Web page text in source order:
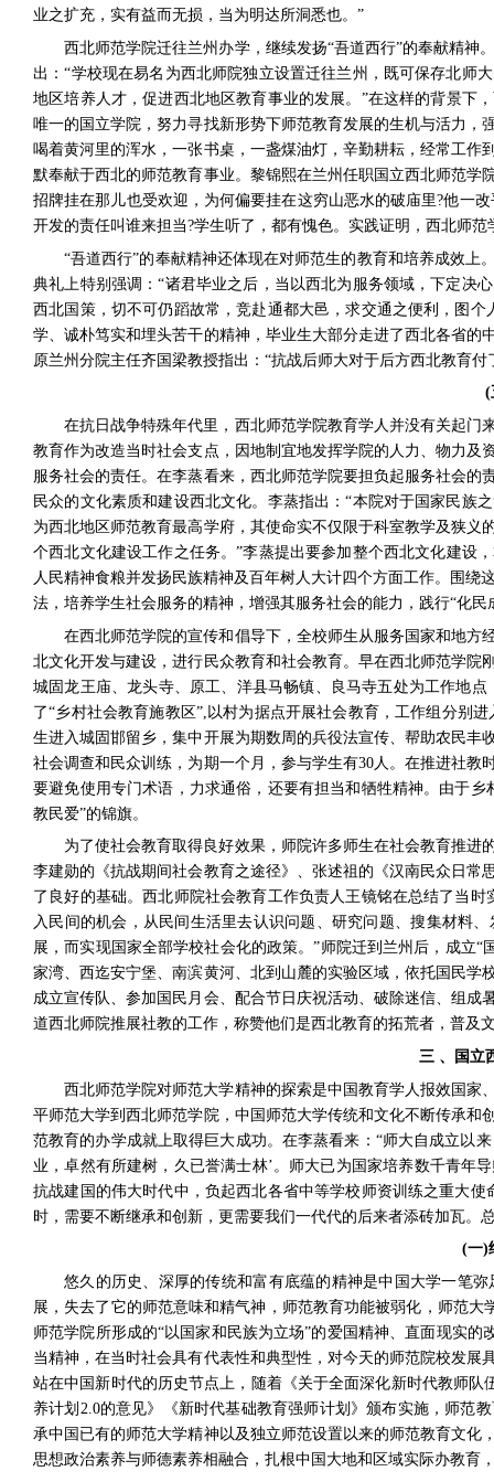
业之扩充，实有益而无损，当为明达所洞悉也。”
西北师范学院迁往兰州办学，继续发扬“吾道西行”的奉献精
出：“学校现在易名为西北师院独立设置迁往兰州，既可保存北师
地区培养人才，促进西北地区教育事业的发展。”在这样的背景下
唯一的国立学院，努力寻找新形势下师范教育发展的生机与活力
喝着黄河里的浑水，一张书桌，一盏煤油灯，辛勤耕耘，经常工
默奉献于西北的师范教育事业。黎锦熙在兰州任职国立西北师范
招牌挂在那儿也受欢迎，为何偏要挂在这穷山恶水的破庙里?他一改
开发的责任叫谁来担当?学生听了，都有愧色。 实践证明，西北师范
“吾道西行”的奉献精神还体现在对师范生的教育和培养成效
典礼上特别强调：“诸君毕业之后，当以西北为服务领域，下定决
西北国策，切不可仍蹈故常，竞赴通都大邑，求交通之便利，图个
学、诚朴笃实和埋头苦干的精神，毕业生大部分走进了西北各省
原兰州分院主任齐国梁教授指出：“抗战后师大对于后方西北教育
(
在抗日战争特殊年代里，西北师范学院教育学人并没有关起
教育作为改造当时社会支点，因地制宜地发挥学院的人力、物力
服务社会的责任。在李蒸看来，西北师范学院要担负起服务社会
民众的文化素质和建设西北文化。李蒸指出：“本院对于国家民族
为西北地区师范教育最高学府，其使命实不仅限于科室教学及狭
个西北文化建设工作之任务。”李蒸提出要参加整个西北文化建设
人民精神食粮并发扬民族精神及百年树人大计四个方面工作。围绕
法，培养学生社会服务的精神，增强其服务社会的能力，践行“化民
在西北师范学院的宣传和倡导下，全校师生从服务国家和地
北文化开发与建设，进行民众教育和社会教育。早在西北师范学院
城固龙王庙、龙头寺、原工、洋县马畅镇、良马寺五处为工作地
了“乡村社会教育施教区”, 以村为据点开展社会教育，工作组分别
生进入城固邯留乡，集中开展为期数周的兵役法宣传、帮助农民
社会调查和民众训练，为期一个月，参与学生有30人。在推进社教
要避免使用专门术语，力求通俗，还要有担当和牺牲精神。由于
教民爱”的锦旗。
为了使社会教育取得良好效果，师院许多师生在社会教育推
李建勋的《抗战期间社会教育之途径》、张述祖的《汉南民众日
了良好的基础。西北师院社会教育工作负责人王镜铭在总结了当
入民间的机会，从民间生活里去认识问题、研究问题、搜集材料
展，而实现国家全部学校社会化的政策。”师院迁到兰州后，成立“
家湾、西迄安宁堡、南滨黄河、北到山麓的实验区域，依托国民
成立宣传队、参加国民月会、配合节日庆祝活动、破除迷信、组
道西北师院推展社教的工作，称赞他们是西北教育的拓荒者，普及
三 、国立
西北师范学院对师范大学精神的探索是中国教育学人报效国
平师范大学到西北师范学院，中国师范大学传统和文化不断传承
范教育的办学成就上取得巨大成功。在李蒸看来：“师大自成立以
业，卓然有所建树，久已誉满士林’。师大已为国家培养数千青年
抗战建国的伟大时代中，负起西北各省中等学校师资训练之重大
时，需要不断继承和创新，更需要我们一代代的后来者添砖加瓦
(一)
悠久的历史、深厚的传统和富有底蕴的精神是中国大学一笔
展，失去了它的师范意味和精气神，师范教育功能被弱化，师范
师范学院所形成的“以国家和民族为立场”的爱国精神、直面现实
当精神，在当时社会具有代表性和典型性，对今天的师范院校发
站在中国新时代的历史节点上，随着《关于全面深化新时代教师
养计划 2.0的意见》《新时代基础教育强师计划》颁布实施，师范
承中国已有的师范大学精神以及独立师范设置以来的师范教育文
思想政治素养与师德素养相融合，扎根中国大地和区域实际办教育